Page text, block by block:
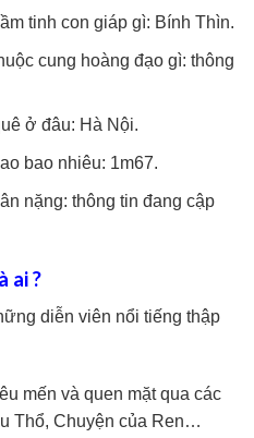
tinh con giáp gì: Bính Thìn.
cung hoàng đạo gì: thông
ở đâu: Hà Nội.
bao nhiêu: 1m67.
nặng: thông tin đang cập
ai ?
diễn viên nổi tiếng thập
mến và quen mặt qua các
Thổ, Chuyện của Ren…